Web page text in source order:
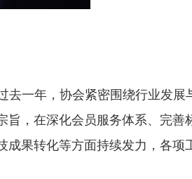
去一年，协会紧密围绕行业发展
，在深化会员服务体系、完善
果转化等方面持续发力，各项